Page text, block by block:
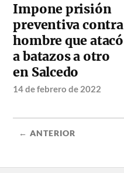
Impone prisión
preventiva contra
hombre que atacó
a batazos a otro
en Salcedo
14 de febrero de 2022
← ANTERIOR